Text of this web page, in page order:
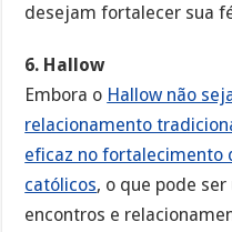
desejam fortalecer sua
6. Hallow
Embora o Hallow não
relacionamento
eficaz no fortalecimento
católicos, o que pode
encontros e